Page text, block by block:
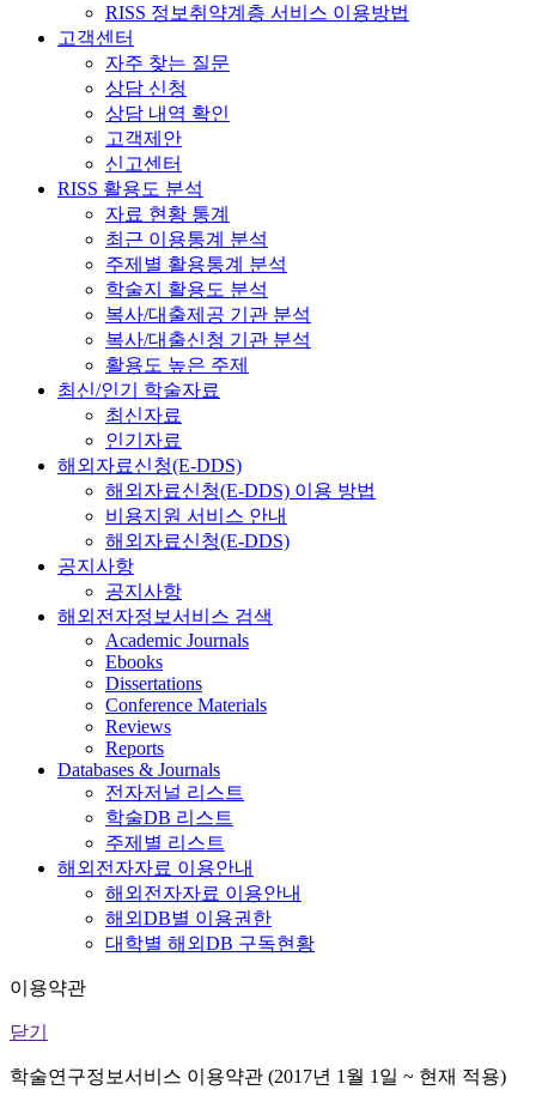
RISS 정보취약계층 서비스 이용방법
고객센터
자주 찾는 질문
상담 신청
상담 내역 확인
고객제안
신고센터
RISS 활용도 분석
자료 현황 통계
최근 이용통계 분석
주제별 활용통계 분석
학술지 활용도 분석
복사/대출제공 기관 분석
복사/대출신청 기관 분석
활용도 높은 주제
최신/인기 학술자료
최신자료
인기자료
해외자료신청(E-DDS)
해외자료신청(E-DDS) 이용 방법
비용지원 서비스 안내
해외자료신청(E-DDS)
공지사항
공지사항
해외전자정보서비스 검색
Academic Journals
Ebooks
Dissertations
Conference Materials
Reviews
Reports
Databases & Journals
전자저널 리스트
학술DB 리스트
주제별 리스트
해외전자자료 이용안내
해외전자자료 이용안내
해외DB별 이용권한
대학별 해외DB 구독현황
이용약관
닫기
학술연구정보서비스 이용약관 (2017년 1월 1일 ~ 현재 적용)